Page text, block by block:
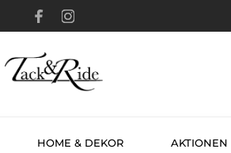
HOME & DEKOR AKTIONEN